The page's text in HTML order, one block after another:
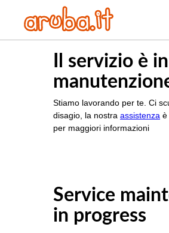
Il servizio è in
Stiamo lavorando per te. Ci
disagio, la nostra assistenza è
per maggiori informazioni
Service
in progress